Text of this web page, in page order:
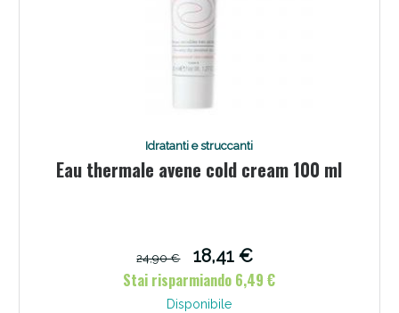
Idratanti e struccanti
Eau thermale avene cold cream 100 ml
24,90 €
18,41 €
Stai risparmiando 6,49 €
Disponibile